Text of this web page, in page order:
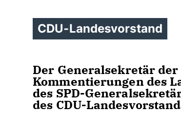
CDU-Landesvorstand
Der Generalsekretär
Kommentierungen des
des SPD-
des CDU-